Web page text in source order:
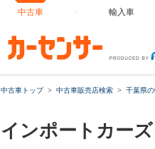
中古車 輸入車
中古車トップ 中古車販売店検索 千葉県
インポートカー